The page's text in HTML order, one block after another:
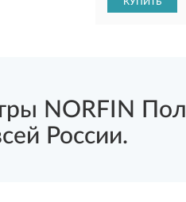
NORFIN
России.